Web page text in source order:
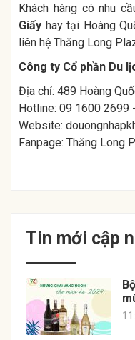
Khách hàng có nhu
Giấy hay tại Hoàng
liên hệ Thăng Long
Công ty Cổ phần Du
Địa chỉ: 489 Hoàng
Hotline: 09 1600 2699
Website:
Fanpage: Thăng Long
Tin mới cập